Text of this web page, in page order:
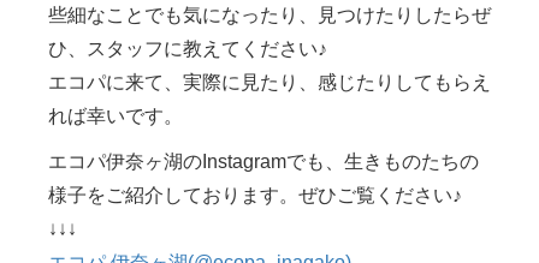
些細なことでも気になったり、見つけたりしたらぜ
ひ、スタッフに教えてください♪
エコパに来て、実際に見たり、感じたりしてもらえ
れば幸いです。
エコパ伊奈ヶ湖のInstagramでも、生きものたちの
様子をご紹介しております。ぜひご覧ください♪
↓↓↓